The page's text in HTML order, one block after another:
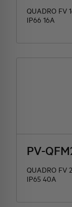
QUADRO FV
IP66 16A
PV-
QUADRO FV
IP65 40A